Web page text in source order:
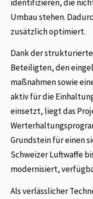
identifizieren, die
Umbau stehen.
zusätzlich optimiert.
Dank der
Beteiligten, den
maßnahmen sowie
aktiv für die
einsetzt, liegt das
Grundstein für einen
Schweizer Luftwaffe
modernisiert,
Als verlässlicher